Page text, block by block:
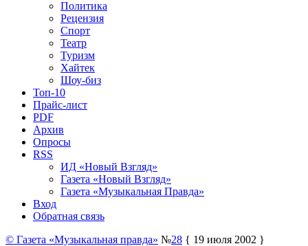
Политика
Рецензия
Спорт
Театр
Туризм
Хайтек
Шоу-биз
Топ-10
Прайс-лист
PDF
Архив
Опросы
RSS
ИД «Новый Взгляд»
Газета «Новый Взгляд»
Газета «Музыкальная Правда»
Вход
Обратная связь
© Газета «Музыкальная правда» №28 { 19 июля 2002 }